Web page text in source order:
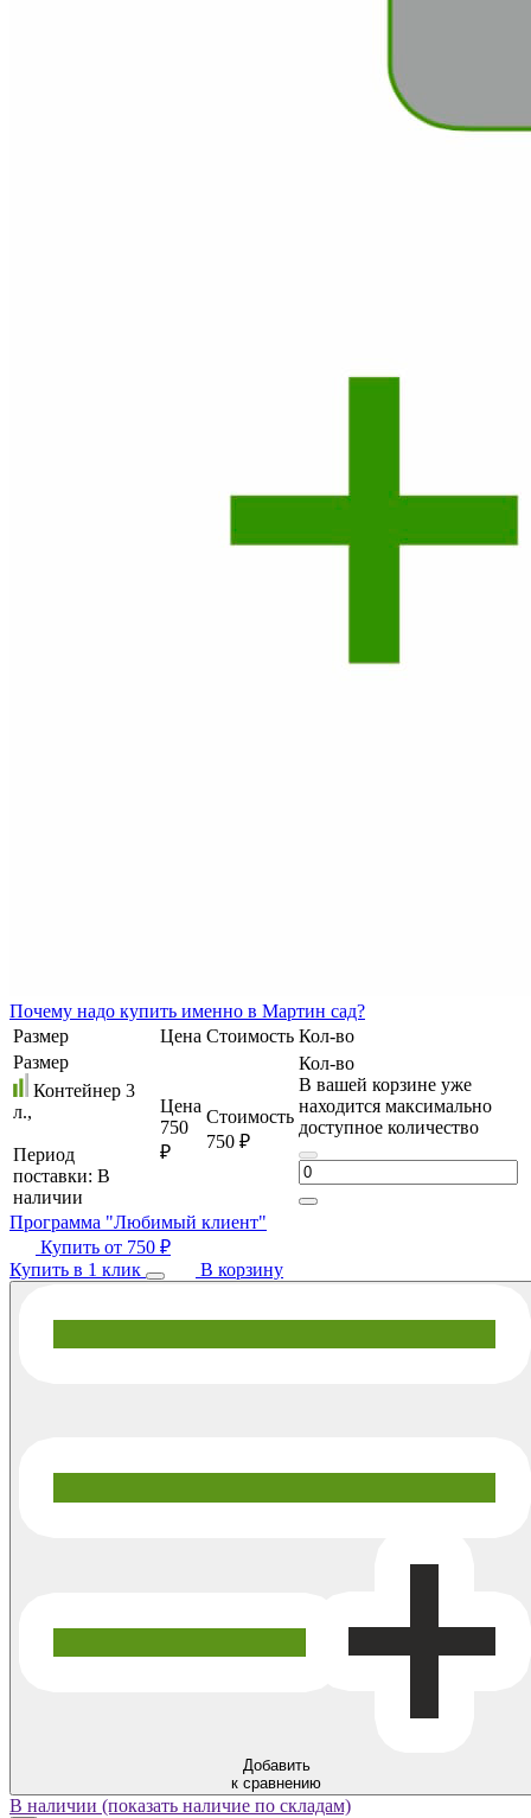
Почему надо купить именно в Мартин сад?
Размер
Цена Стоимость Кол-во
Размер
Контейнер 3
л.,
Период
поставки: В
наличии
Цена
750
₽
Стоимость
750 ₽
Кол-во
В вашей корзине уже
находится максимально
доступное количество
Программа "Любимый клиент"
Купить от 750 ₽
Купить в 1 клик
В корзину
Добавить
к сравнению
В наличии (показать наличие по складам)